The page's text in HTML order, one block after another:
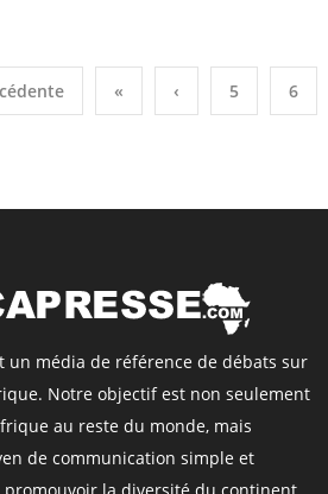
« ‹ 5 6
un média de référence de débats sur
Notre objectif est non seulement
au reste du monde, mais
de communication simple et
promouvoir la diversité du continent